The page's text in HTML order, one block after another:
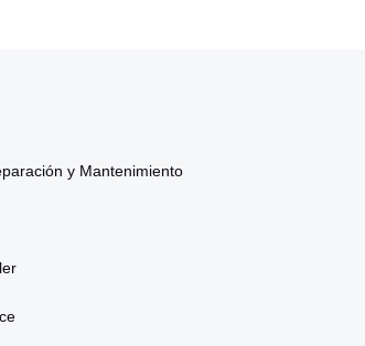
y Mantenimiento